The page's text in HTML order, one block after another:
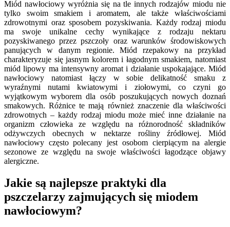
Miód nawłociowy wyróżnia się na tle innych rodzajów miodu nie
tylko swoim smakiem i aromatem, ale także właściwościami
zdrowotnymi oraz sposobem pozyskiwania. Każdy rodzaj miodu
ma swoje unikalne cechy wynikające z rodzaju nektaru
pozyskiwanego przez pszczoły oraz warunków środowiskowych
panujących w danym regionie. Miód rzepakowy na przykład
charakteryzuje się jasnym kolorem i łagodnym smakiem, natomiast
miód lipowy ma intensywny aromat i działanie uspokajające. Miód
nawłociowy natomiast łączy w sobie delikatność smaku z
wyraźnymi nutami kwiatowymi i ziołowymi, co czyni go
wyjątkowym wyborem dla osób poszukujących nowych doznań
smakowych. Różnice te mają również znaczenie dla właściwości
zdrowotnych – każdy rodzaj miodu może mieć inne działanie na
organizm człowieka ze względu na różnorodność składników
odżywczych obecnych w nektarze rośliny źródłowej. Miód
nawłociowy często polecany jest osobom cierpiącym na alergie
sezonowe ze względu na swoje właściwości łagodzące objawy
alergiczne.
Jakie są najlepsze praktyki dla
pszczelarzy zajmujących się miodem
nawłociowym?